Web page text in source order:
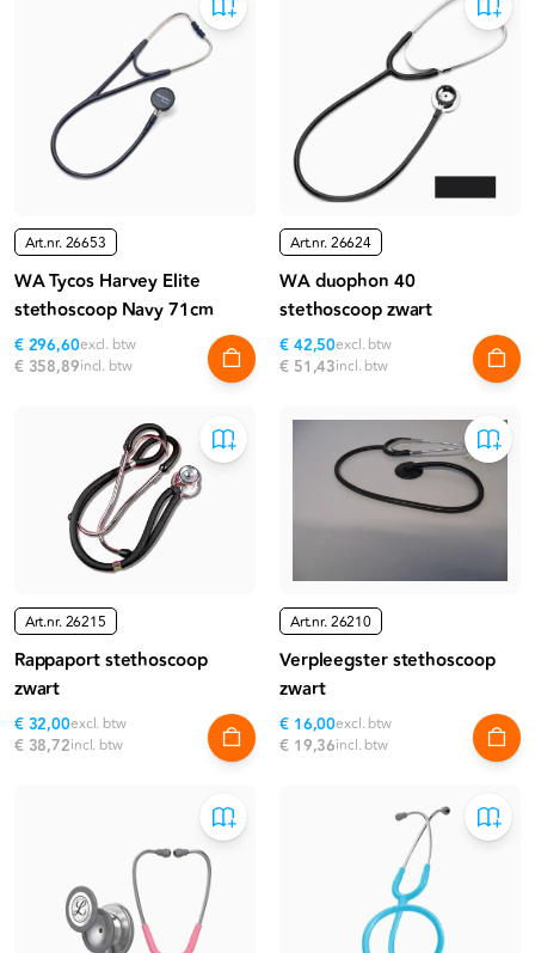
Art.nr.26653
WA Tycos Harvey Elite
stethoscoop Navy 71cm
€ 296,60excl. btw
€ 358,89incl. btw
Art.nr.26624
WA duophon 40
stethoscoop zwart
€ 42,50excl. btw
€ 51,43incl. btw
Art.nr.26215
Rappaport stethoscoop
zwart
€ 32,00excl. btw
€ 38,72incl. btw
Art.nr.26210
Verpleegster stethoscoop
zwart
€ 16,00excl. btw
€ 19,36incl. btw